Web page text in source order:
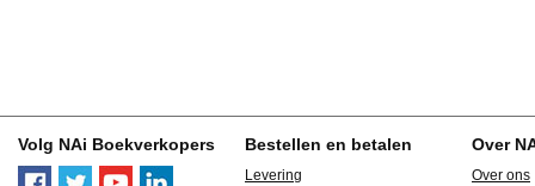
Volg NAi Boekverkopers Bestellen en betalen
Levering
Over
Over ons